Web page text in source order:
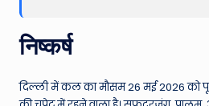
निष्कर्ष
दिल्ली में कल का मौसम 26 मई 2026 को